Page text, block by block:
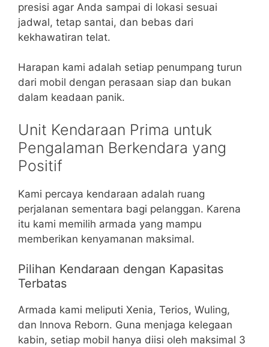
presisi agar Anda sampai di lokasi sesuai
jadwal, tetap santai, dan bebas dari
kekhawatiran telat.
Harapan kami adalah setiap penumpang turun
dari mobil dengan perasaan siap dan bukan
dalam keadaan panik.
Unit Kendaraan Prima untuk
Pengalaman Berkendara yang
Positif
Kami percaya kendaraan adalah ruang
perjalanan sementara bagi pelanggan. Karena
itu kami memilih armada yang mampu
memberikan kenyamanan maksimal.
Pilihan Kendaraan dengan Kapasitas
Terbatas
Armada kami meliputi Xenia, Terios, Wuling,
dan Innova Reborn. Guna menjaga kelegaan
kabin, setiap mobil hanya diisi oleh maksimal 3